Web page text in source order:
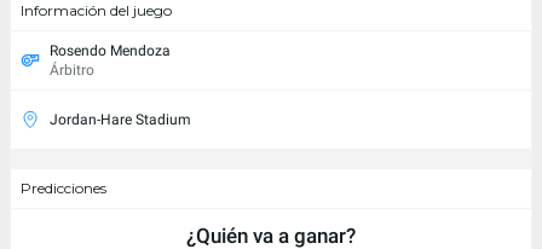
Información del juego
Rosendo Mendoza
Árbitro
Jordan-Hare Stadium
Predicciones
¿Quién va a ganar?